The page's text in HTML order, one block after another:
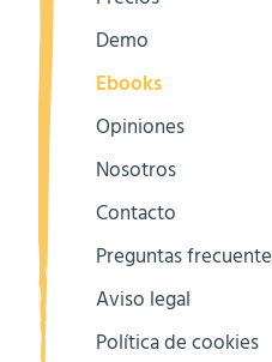
Demo
Ebooks
Opiniones
Nosotros
Contacto
Preguntas
Aviso legal
Política de cookies